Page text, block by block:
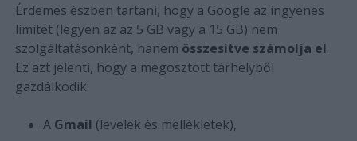
Érdemes észben tartani, hogy a Google az ingyenes
limitet (legyen az az 5 GB vagy a 15 GB) nem
szolgáltatásonként, hanem összesítve számolja el.
Ez azt jelenti, hogy a megosztott tárhelyből
gazdálkodik:
A Gmail (levelek és mellékletek),